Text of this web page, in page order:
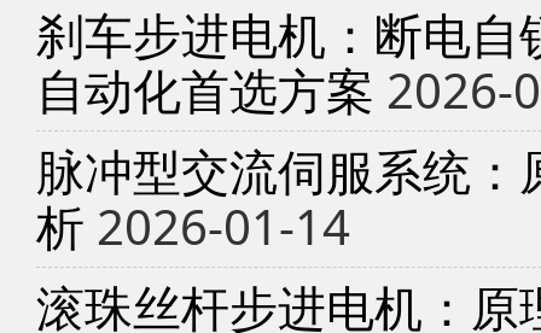
刹车步进电机：断电
自动化首选方案 2026-
脉冲型交流伺服系统
析 2026-01-14
滚珠丝杆步进电机：